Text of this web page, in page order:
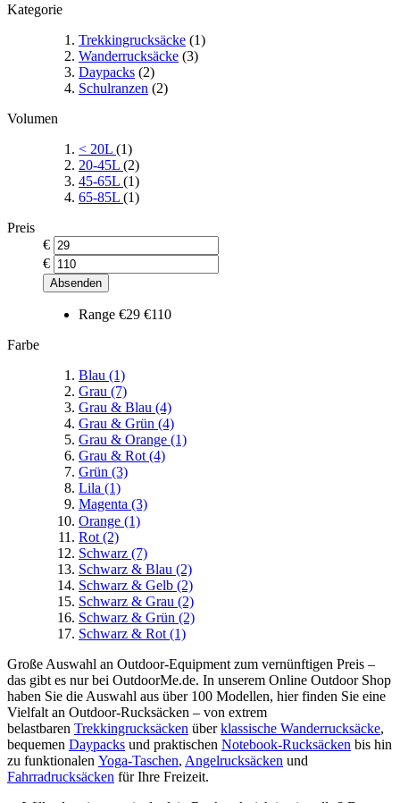
Kategorie
Trekkingrucksäcke (1)
Wanderrucksäcke (3)
Daypacks (2)
Schulranzen (2)
Volumen
< 20L (1)
20-45L (2)
45-65L (1)
65-85L (1)
Preis
€
€
Absenden
Range €29 €110
Farbe
Blau (1)
Grau (7)
Grau & Blau (4)
Grau & Grün (4)
Grau & Orange (1)
Grau & Rot (4)
Grün (3)
Lila (1)
Magenta (3)
Orange (1)
Rot (2)
Schwarz (7)
Schwarz & Blau (2)
Schwarz & Gelb (2)
Schwarz & Grau (2)
Schwarz & Grün (2)
Schwarz & Rot (1)
Große Auswahl an Outdoor-Equipment zum vernünftigen Preis –
das gibt es nur bei OutdoorMe.de. In unserem Online Outdoor Shop
haben Sie die Auswahl aus über 100 Modellen, hier finden Sie eine
Vielfalt an Outdoor-Rucksäcken – von extrem
belastbaren Trekkingrucksäcken überklassische Wanderrucksäcke,
bequemen Daypacks und praktischen Notebook-Rucksäcken bis hin
zu funktionalen Yoga-Taschen, Angelrucksäcken und
Fahrradrucksäcken für Ihre Freizeit.